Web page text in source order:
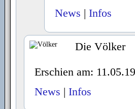
News | Infos
Die Völker
Erschien am:
News | Infos